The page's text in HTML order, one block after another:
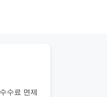
수료 면제